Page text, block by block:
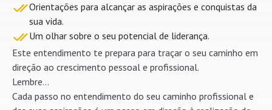
Orientações para alcançar as aspirações e conquistas da
sua vida.
Um olhar sobre o seu potencial de liderança.
Este entendimento te prepara para traçar o seu caminho em
direção ao crescimento pessoal e profissional.
Lembre...
Cada passo no entendimento do seu caminho profissional e